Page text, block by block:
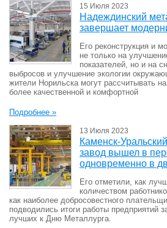
15 Июля 2023
Надеждинский
завершает
Его реконструкция и
не только на
показателей, но и на
выбросов и улучшение экологии
жители Норильска могут рассчитывать
более качественной и комфортной
Подробнее »
13 Июля 2023
Каменск-
завод вышел в
одновременно в
Его отметили, как
количеством
как наиболее добросовестного
подводились итоги работы предприятий
лучших к Дню Металлурга.